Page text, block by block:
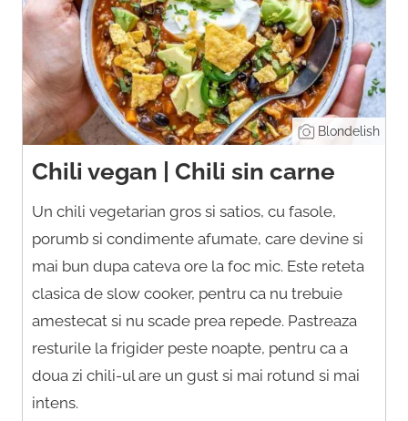
Blondelish
Chili vegan | Chili sin carne
Un chili vegetarian gros si satios, cu fasole,
porumb si condimente afumate, care devine si
mai bun dupa cateva ore la foc mic. Este reteta
clasica de slow cooker, pentru ca nu trebuie
amestecat si nu scade prea repede. Pastreaza
resturile la frigider peste noapte, pentru ca a
doua zi chili-ul are un gust si mai rotund si mai
intens.